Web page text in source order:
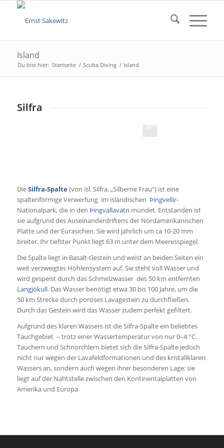
Island
Du bist hier: Startseite / Scuba Diving / Island
Silfra
DieSilfra-Spalte(von isl. Silfra, „Silberne Frau“) ist eine
spaltenförmige Verwerfung im isländischen Þingvellir-
Nationalpark, die in den Þingvallavatn mündet. Entstanden ist
sie aufgrund des Auseinanderdriftens der Nordamerikanischen
Platte und der Eurasichen. Sie wird jährlich um ca 10-20 mm
breiter. Ihr tiefster Punkt liegt 63 m unter dem Meeresspiegel.
Die Spalte liegt in Basalt-Gestein und weist an beiden Seiten ein
weit verzweigtes Höhlensystem auf. Sie steht voll Wasser und
wird gespeist durch das Schmelzwasser des 50 km entfernten
Langjökull. Das Wasser benötigt etwa 30 bis 100 Jahre, um die
50 km Strecke durch poröses Lavagestein zu durchfließen.
Durch das Gestein wird das Wasser zudem perfekt gefiltert.
Aufgrund des klaren Wassers ist die Silfra-Spalte ein beliebtes
Tauchgebiet – trotz einer Wassertemperatur von nur 0–4 °C.
Tauchern und Schnorchlern bietet sich die Silfra-Spalte jedoch
nicht nur wegen der Lavafeldformationen und des kristallklaren
Wassers an, sondern auch wegen ihrer besonderen Lage: sie
liegt auf der Nahtstelle zwischen den Kontinentalplatten von
Amerika und Europa